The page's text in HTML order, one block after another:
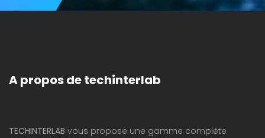
A propos de techinterlab
TECHINTERLAB vous propose une gamme complète